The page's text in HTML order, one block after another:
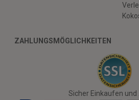
ZAHLUNGSMÖGLICHKEITEN
Sicher Einkaufen und